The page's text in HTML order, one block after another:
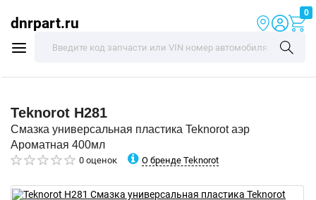
dnrpart.ru
0
Teknorot H281
Смазка универсальная пластика Teknorot аэр
Ароматная 400мл
0 оценок О бренде Teknorot